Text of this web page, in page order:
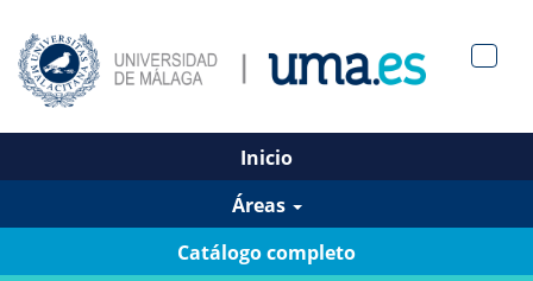
Inicio
Áreas
Catálogo completo